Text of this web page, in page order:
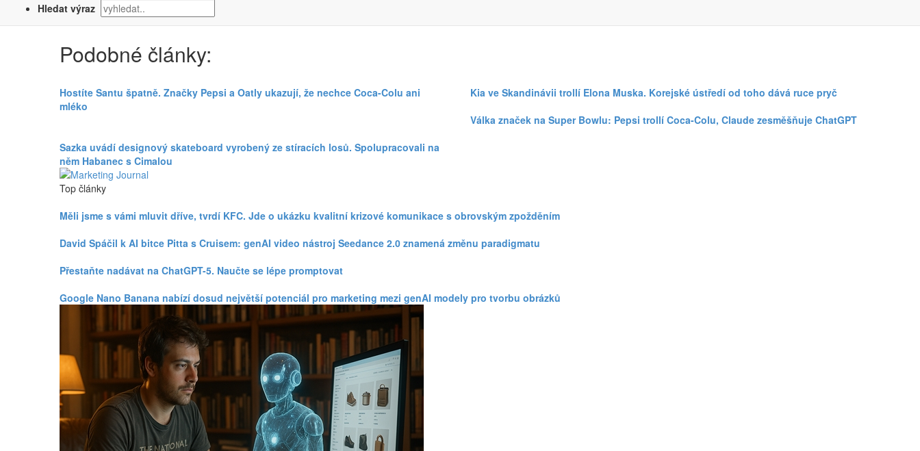
Hledat výraz
Podobné články:
Hostíte Santu špatně. Značky Pepsi a Oatly ukazují, že nechce Coca-Colu ani
mléko
Kia ve Skandinávii trollí Elona Muska. Korejské ústředí od toho dává ruce pryč
Válka značek na Super Bowlu: Pepsi trollí Coca-Colu, Claude zesměšňuje ChatGPT
Sazka uvádí designový skateboard vyrobený ze stíracích losů. Spolupracovali na
něm Habanec s Cimalou
Top články
Měli jsme s vámi mluvit dříve, tvrdí KFC. Jde o ukázku kvalitní krizové komunikace s obrovským zpožděním
David Spáčil k AI bitce Pitta s Cruisem: genAI video nástroj Seedance 2.0 znamená změnu paradigmatu
Přestaňte nadávat na ChatGPT-5. Naučte se lépe promptovat
Google Nano Banana nabízí dosud největší potenciál pro marketing mezi genAI modely pro tvorbu obrázků